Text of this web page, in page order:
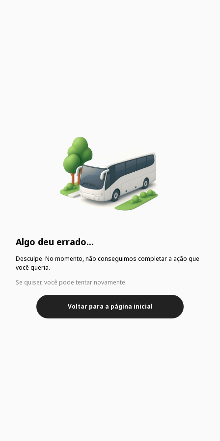
Algo deu errado...
Desculpe. No momento, não conseguimos completar a ação que
você queria.
Se quiser, você pode tentar novamente.
Voltar para a página inicial